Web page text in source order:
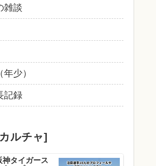
雑談
少）
記録
ルチャ]
神タイガース